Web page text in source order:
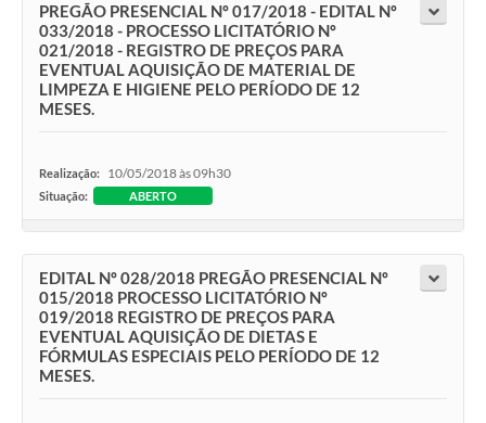
PREGÃO PRESENCIAL Nº 017/2018 - EDITAL Nº
033/2018 - PROCESSO LICITATÓRIO Nº
021/2018 - REGISTRO DE PREÇOS PARA
EVENTUAL AQUISIÇÃO DE MATERIAL DE
LIMPEZA E HIGIENE PELO PERÍODO DE 12
MESES.
Realização: 10/05/2018 às 09h30
Situação: ABERTO
EDITAL Nº 028/2018 PREGÃO PRESENCIAL Nº
015/2018 PROCESSO LICITATÓRIO Nº
019/2018 REGISTRO DE PREÇOS PARA
EVENTUAL AQUISIÇÃO DE DIETAS E
FÓRMULAS ESPECIAIS PELO PERÍODO DE 12
MESES.